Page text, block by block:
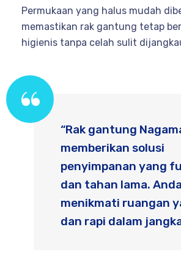
Permukaan yang halus mudah
memastikan rak gantung tetap
higienis tanpa celah sulit
“Rak gantung
memberikan solusi
penyimpanan yang
dan tahan lama.
menikmati ruangan
dan rapi dalam